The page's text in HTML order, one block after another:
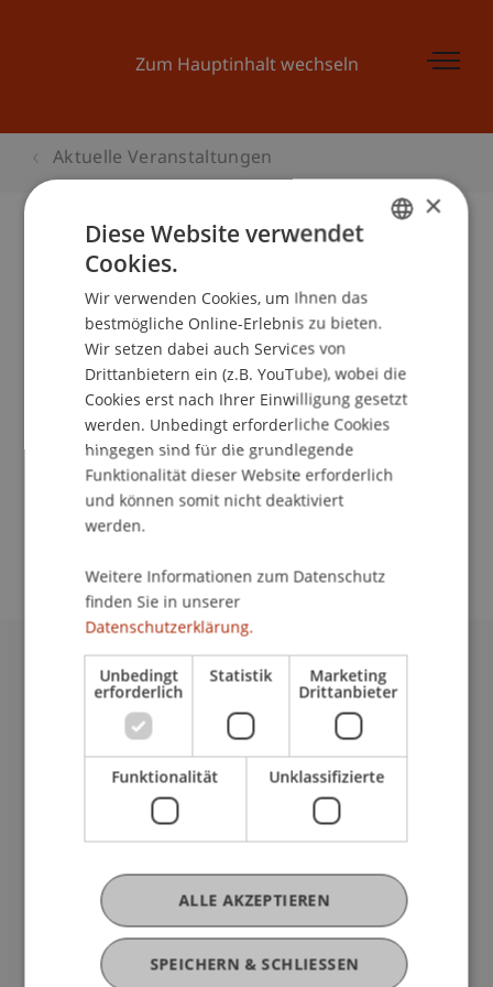
Zum Hauptinhalt wechseln
Aktuelle Veranstaltungen
Solution Day 2013 - Planung in der
Logistik
School/Professur:
An-Institut KMU Zentrum
Veranstaltungsdetails
Universität Liechtenstein
Fürst-Franz-Josef-Strasse
Liechtenstein
T +423 265 11 11
Fußzeile Rechtliche Hinweise
Rechtssammlung
Datenschutzerklärung
Disclaimer
Impressum
Fußzeile Subdomain-Verzeichnis
×
Diese Website verwendet
Cookies.
Wir verwenden Cookies, um Ihnen das
bestmögliche Online-Erlebnis zu bieten.
Wir setzen dabei auch Services von
Drittanbietern ein (z.B. YouTube), wobei die
Cookies erst nach Ihrer Einwilligung gesetzt
werden. Unbedingt erforderliche Cookies
hingegen sind für die grundlegende
Funktionalität dieser Website erforderlich
und können somit nicht deaktiviert
werden.
Weitere Informationen zum Datenschutz
finden Sie in unserer
Datenschutzerklärung.
Unbedingt
erforderlich
Statistik Marketing
Drittanbieter
Funktionalität Unklassifizierte
SPEICHERN & SCHLIESSEN
ALLE AKZEPTIEREN